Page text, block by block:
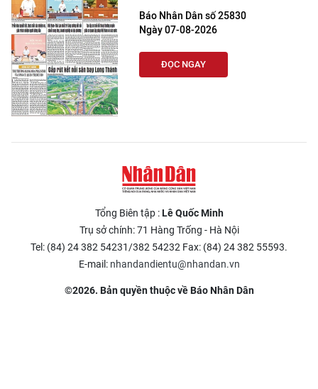
Báo Nhân Dân số 25830
Ngày 07-08-2026
ĐỌC NGAY
Tổng Biên tập :Lê Quốc Minh
Trụ sở chính: 71 Hàng Trống - Hà Nội
Tel: (84) 24 382 54231/382 54232 Fax: (84) 24 382 55593.
E-mail: nhandandientu@nhandan.vn
©2026. Bản quyền thuộc về Báo Nhân Dân